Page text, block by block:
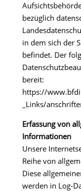
bezüglich
in dem sich der
befindet. Der
bereit:
https://
_Links/
Erfassung von
Informationen
Unsere
Reihe von
Diese
werden in Log-